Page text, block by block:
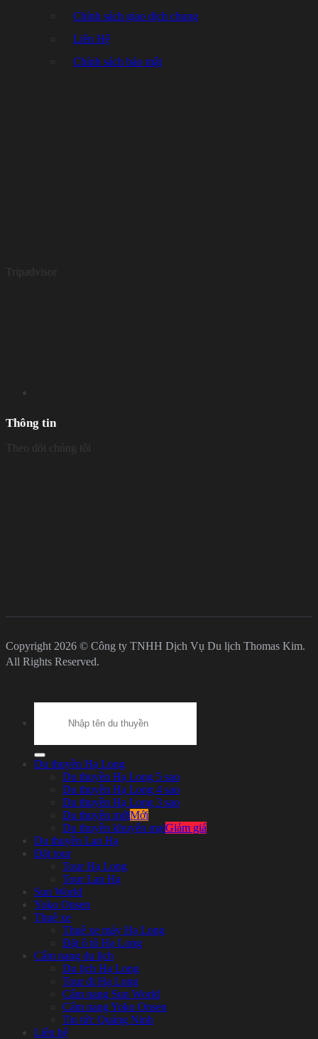
Chính sách giao dịch chung
Liên Hệ
Chính sách bảo mật
Tripadvisor
Thông tin
Theo dõi chúng tôi
Copyright 2026 © Công ty TNHH Dịch Vụ Du lịch Thomas Kim.
All Rights Reserved.
Du thuyền Hạ Long
Du thuyền Hạ Long 5 sao
Du thuyền Hạ Long 4 sao
Du thuyền Hạ Long 3 sao
Du thuyền mới
Du thuyền khuyến mại
Du thuyền Lan Hạ
Đặt tour
Tour Hạ Long
Tour Lan Hạ
Sun World
Yoko Onsen
Thuê xe
Thuê xe máy Hạ Long
Đặt ô tô Hạ Long
Cẩm nang du lịch
Du lịch Hạ Long
Tour đi Hạ Long
Cẩm nang Sun World
Cẩm nang Yoko Onsen
Tin tức Quảng Ninh
Liên hệ